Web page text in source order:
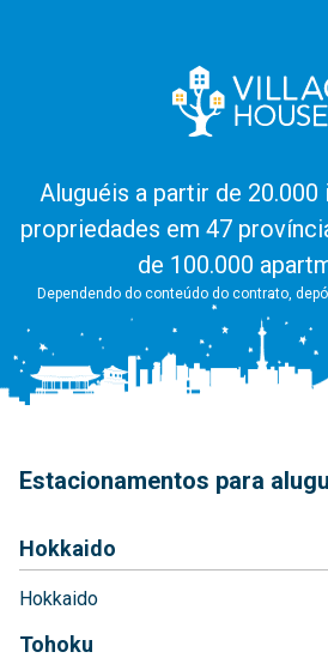
Aluguéis a partir de 20.000
propriedades em 47
de 100.000
Dependendo do conteúdo do contrato,
Estacionamentos para
Hokkaido
Hokkaido
Tohoku